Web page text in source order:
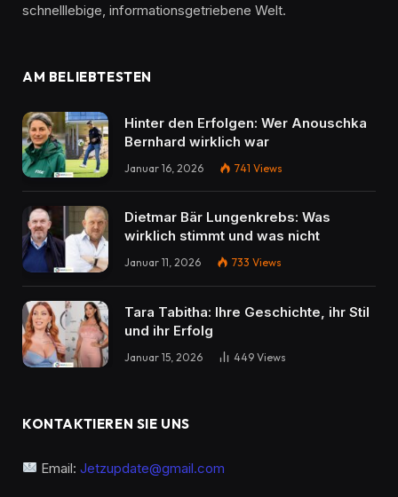
schnelllebige, informationsgetriebene Welt.
AM BELIEBTESTEN
Hinter den Erfolgen: Wer Anouschka
Bernhard wirklich war
Januar 16, 2026 741 Views
Dietmar Bär Lungenkrebs: Was
wirklich stimmt und was nicht
Januar 11, 2026 733 Views
Tara Tabitha: Ihre Geschichte, ihr Stil
und ihr Erfolg
Januar 15, 2026 449 Views
KONTAKTIEREN SIE UNS
Email:Jetzupdate@gmail.com